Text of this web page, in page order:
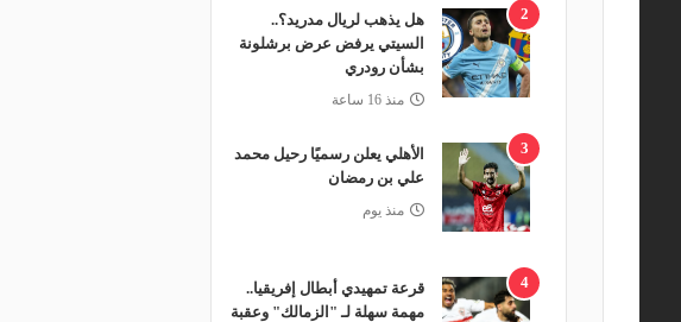
2
هل يذهب لريال مدريد؟..
السيتي يرفض عرض برشلونة
بشأن رودري
منذ 16 ساعة
3
الأهلي يعلن رسميًا رحيل محمد
علي بن رمضان
منذ يوم
4
قرعة تمهيدي أبطال إفريقيا..
مهمة سهلة لـ "الزمالك" وعقبة